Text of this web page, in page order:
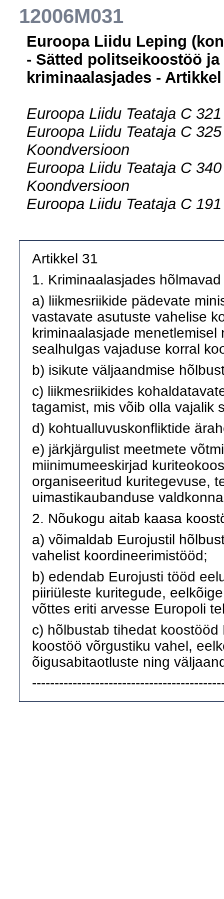
12006M031
Euroopa Liidu Leping
- Sätted politseikoostöö
kriminaalasjades - Artikkel
Euroopa Liidu Teataja C
Euroopa Liidu Teataja C
Koondversioon
Euroopa Liidu Teataja C
Koondversioon
Euroopa Liidu Teataja C
Artikkel 31
1. Kriminaalasjades
a) liikmesriikide pädevate
vastavate asutuste vahelise
kriminaalasjade
sealhulgas vajaduse korral
b) isikute väljaandmise
c) liikmesriikides
tagamist, mis võib olla vajalik
d) kohtualluvuskonfliktide
e) järkjärgulist meetmete
miinimumeeskirjad
organiseeritud kuritegevuse,
uimastikaubanduse
2. Nõukogu aitab kaasa
a) võimaldab Eurojustil
vahelist koordineerimistööd;
b) edendab Eurojusti tööd
piiriüleste kuritegude,
võttes eriti arvesse Europoli
c) hõlbustab tihedat
koostöö võrgustiku vahel,
õigusabitaotluste ning